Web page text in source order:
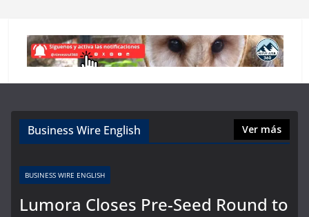
Business Wire English Ver más
BUSINESS WIRE ENGLISH
Lumora Closes Pre-Seed Round to